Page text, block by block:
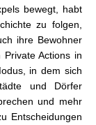
bewegt, habt
zu folgen,
ihre Bewohner
Actions in
in dem sich
und Dörfer
und mehr
Entscheidungen